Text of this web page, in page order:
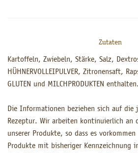
Zutaten
Kartoffeln, Zwiebeln, Stärke, Salz,
HÜHNERVOLLEIPULVER, Zitronensaft,
GLUTEN und MILCHPRODUKTEN enthalten.
Die Informationen beziehen sich auf die
Rezeptur. Wir arbeiten kontinuierlich an
unserer Produkte, so dass es
Produkte mit bisheriger Kennzeichnung